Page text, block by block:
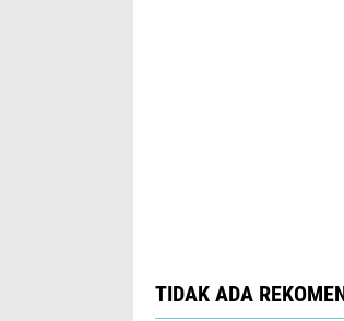
TIDAK ADA